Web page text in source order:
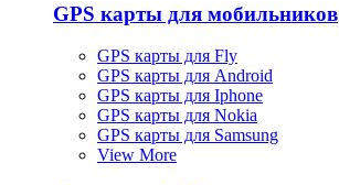
GPS карты для мобильников
GPS карты для Fly
GPS карты для Android
GPS карты для Iphone
GPS карты для Nokia
GPS карты для Samsung
View More